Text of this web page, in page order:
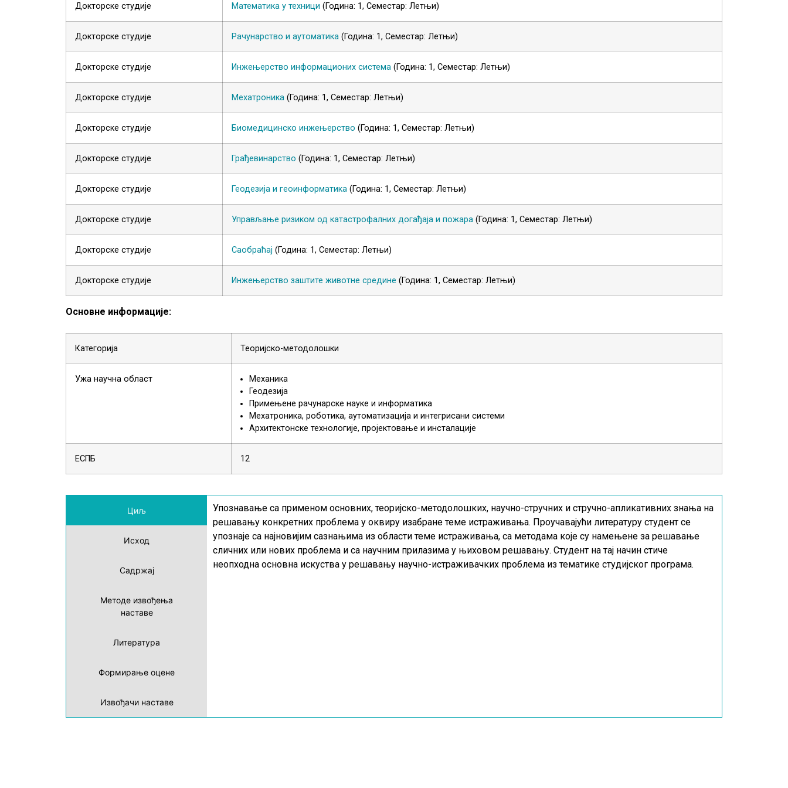
Докторске студије Математика у техници (Година: 1, Семестар: Летњи)
Докторске студије Рачунарство и аутоматика (Година: 1, Семестар: Летњи)
Докторске студије Инжењерство информационих система (Година: 1, Семестар: Летњи)
Докторске студије Мехатроника (Година: 1, Семестар: Летњи)
Докторске студије Биомедицинско инжењерство (Година: 1, Семестар: Летњи)
Докторске студије Грађевинарство (Година: 1, Семестар: Летњи)
Докторске студије Геодезија и геоинформатика (Година: 1, Семестар: Летњи)
Докторске студије Управљање ризиком од катастрофалних догађаја и пожара (Година: 1, Семестар: Летњи)
Докторске студије Саобраћај (Година: 1, Семестар: Летњи)
Докторске студије Инжењерство заштите животне средине (Година: 1, Семестар: Летњи)
Основне информације:
Категорија Теоријско-методолошки
Ужа научна област
Механика
Геодезија
Примењене рачунарске науке и информатика
Мехатроника, роботика, аутоматизација и интегрисани системи
Архитектонске технологије, пројектовање и инсталације
ЕСПБ 12
Циљ
Исход
Садржај
Методе извођења
наставе
Литература
Формирање оцене
Извођачи наставе
Упознавање са применом основних, теоријско-методолошких, научно-стручних и стручно-апликативних знања на
решавању конкретних проблема у оквиру изабране теме истраживања. Проучавајући литературу студент се
упознаје са најновијим сазнањима из области теме истраживања, са методама које су намењене за решавање
сличних или нових проблема и са научним прилазима у њиховом решавању. Студент на тај начин стиче
неопходна основна искуства у решавању научно-истраживачких проблема из тематике студијског програма.